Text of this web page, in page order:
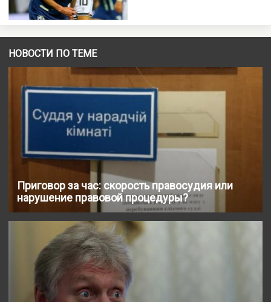
НОВОСТИ ПО ТЕМЕ
Приговор за час: скорость правосудия или
нарушение правовой процедуры?